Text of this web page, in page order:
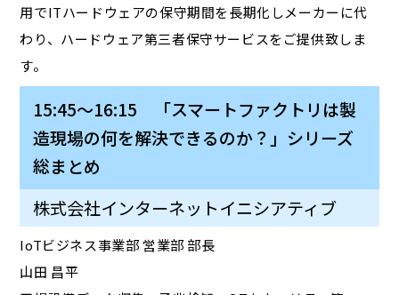
用でITハードウェアの保守期間を長期化しメーカーに代
わり、ハードウェア第三者保守サービスをご提供致しま
す。
15:45～16:15 「スマートファクトリは製
造現場の何を解決できるのか？」シリーズ
総まとめ
株式会社インターネットイニシアティブ
IoTビジネス事業部 営業部 部長
山田 昌平